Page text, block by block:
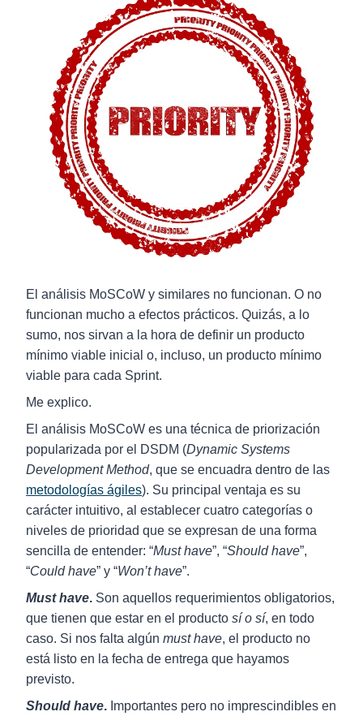
El análisis MoSCoW y similares no funcionan. O no
funcionan mucho a efectos prácticos. Quizás, a lo
sumo, nos sirvan a la hora de definir un producto
mínimo viable inicial o, incluso, un producto mínimo
viable para cada Sprint.
Me explico.
El análisis MoSCoW es una técnica de priorización
popularizada por el DSDM (Dynamic Systems
Development Method, que se encuadra dentro de las
metodologías ágiles). Su principal ventaja es su
carácter intuitivo, al establecer cuatro categorías o
niveles de prioridad que se expresan de una forma
sencilla de entender: “Must have”, “Should have”,
“Could have” y “Won’t have”.
Must have. Son aquellos requerimientos obligatorios,
que tienen que estar en el producto sí o sí, en todo
caso. Si nos falta algún must have, el producto no
está listo en la fecha de entrega que hayamos
previsto.
Should have. Importantes pero no imprescindibles en